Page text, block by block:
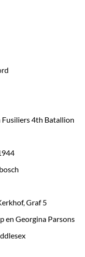
Fusiliers 4th Batallion
Graf 5
en Georgina Parsons